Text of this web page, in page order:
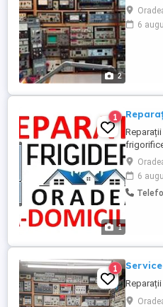
2
(aparate
aparate
6
1
1
freon -
6
1
Reparații